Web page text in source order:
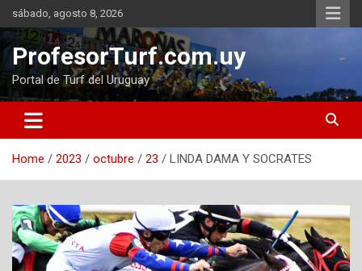
Skip
to
content
sábado, agosto 8, 2026
ProfesorTurf.com.uy
Portal de Turf del Uruguay
Home 2023 octubre 23 LINDA DAMA Y SOCRATES